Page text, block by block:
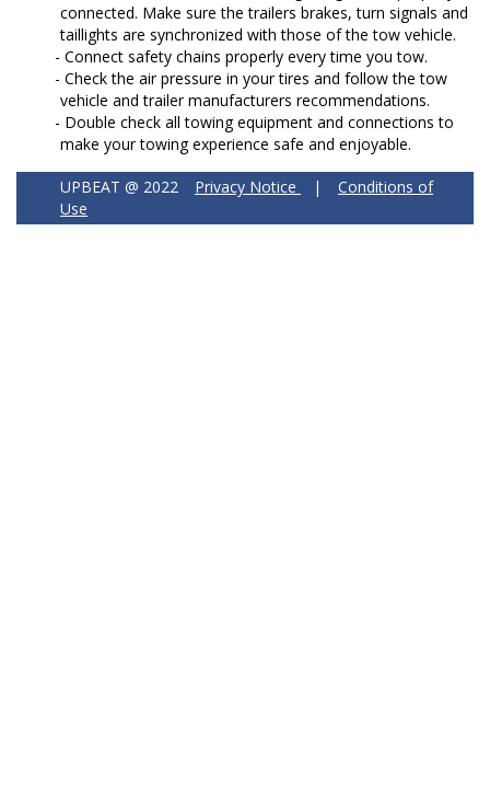
connected. Make sure the trailers brakes, turn signals and
taillights are synchronized with those of the tow vehicle.
Connect safety chains properly every time you tow.
Check the air pressure in your tires and follow the tow
vehicle and trailer manufacturers recommendations.
Double check all towing equipment and connections to
make your towing experience safe and enjoyable.
UPBEAT @ 2022 Privacy Notice |
Conditions of
Use